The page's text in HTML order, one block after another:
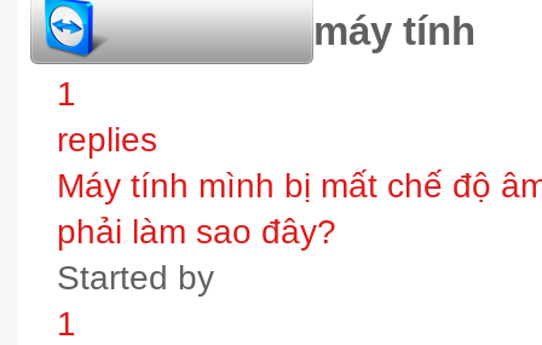
hỏi đáp bảo trì máy tính
1
replies
Máy tính mình bị mất chế độ
phải làm sao đây?
Started by
1